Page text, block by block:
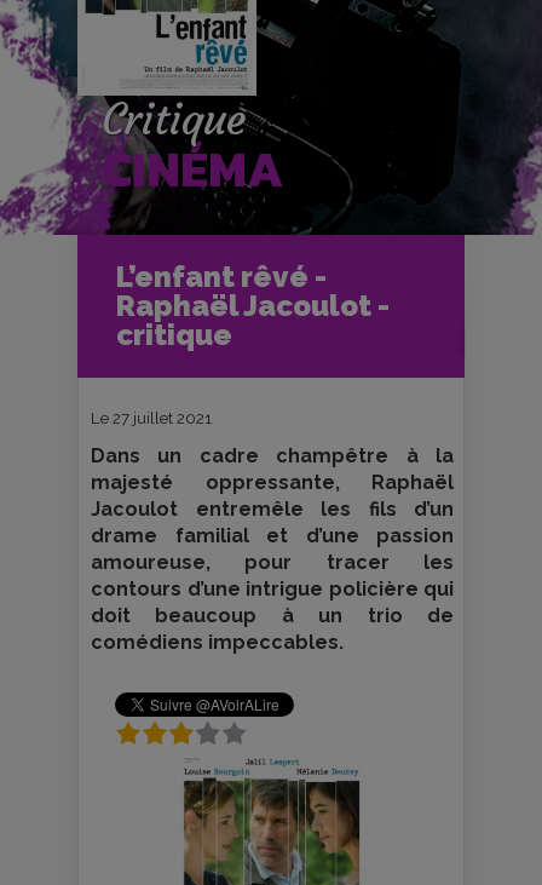
Critique
CINÉMA
L’enfant rêvé -
Raphaël Jacoulot -
critique
Accueil
Cinéma
Critiques et fiches films
L’enfant rêvé - Raphaël Jacoulot -
critique
Le 27 juillet 2021
Dans un cadre champêtre à la
majesté oppressante, Raphaël
Jacoulot entremêle les fils d’un
drame familial et d’une passion
amoureuse, pour tracer les
contours d’une intrigue policière qui
doit beaucoup à un trio de
comédiens impeccables.